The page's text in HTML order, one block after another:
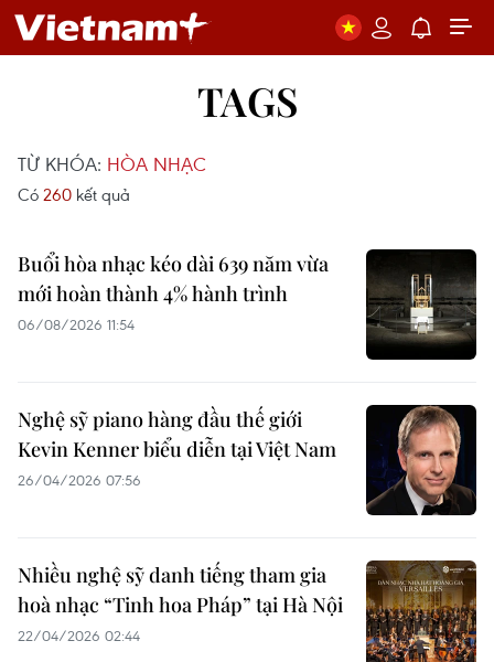
TAGS
TỪ KHÓA: HÒA NHẠC
Có 260 kết quả
Buổi hòa nhạc kéo dài 639 năm vừa
mới hoàn thành 4% hành trình
06/08/2026 11:54
Nghệ sỹ piano hàng đầu thế giới
Kevin Kenner biểu diễn tại Việt Nam
26/04/2026 07:56
Nhiều nghệ sỹ danh tiếng tham gia
hoà nhạc “Tinh hoa Pháp” tại Hà Nội
22/04/2026 02:44